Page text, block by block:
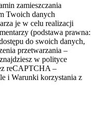
zamieszczania
Twoich danych
je w celu realizacji
(podstawa prawna:
do swoich danych,
przetwarzania –
w polityce
reCAPTCHA –
i Warunki korzystania z